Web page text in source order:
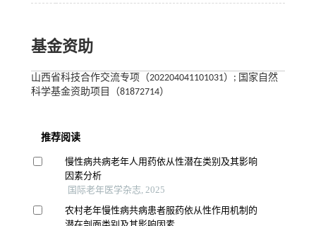
基金资助
山西省科技合作交流专项（202204041101031）; 国家自然
科学基金资助项目（81872714）